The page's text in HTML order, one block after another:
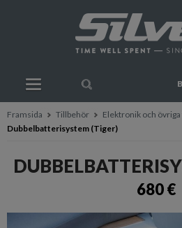
Framsida Tillbehör
Elektronik och
Dubbelbatterisystem (Tiger)
680 €